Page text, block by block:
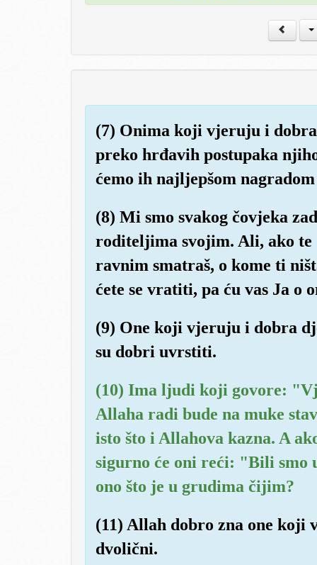
(7) Onima koji vjeruju i
preko hrđavih postupaka
ćemo ih najljepšom
(8) Mi smo svakog čovjeka
roditeljima svojim. Ali, ako te
ravnim smatraš, o kome ti
ćete se vratiti, pa ću vas Ja o
(9) One koji vjeruju i dobra
su dobri uvrstiti.
(10) Ima ljudi koji govore:
Allaha radi bude na muke
isto što i Allahova kazna. A
sigurno će oni reći: "Bili smo
ono što je u grudima čijim?
(11) Allah dobro zna one koji
dvolični.